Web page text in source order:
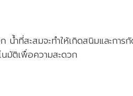
น้ำที่สะสมจะทำให้เกิดสนิมและกา
นมัติเพื่อความสะดวก